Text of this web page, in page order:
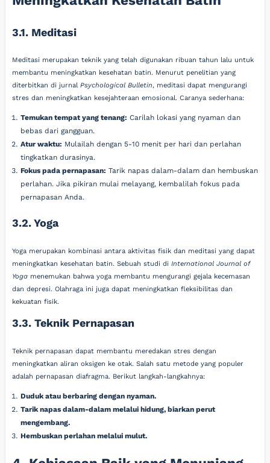
3.1. Meditasi
Meditasi merupakan teknik yang telah digunakan ribuan tahun lalu untuk
membantu meningkatkan kesehatan batin. Menurut penelitian yang
diterbitkan di jurnalPsychological Bulletin, meditasi dapat mengurangi
stres dan meningkatkan kesejahteraan emosional. Caranya sederhana:
Temukan tempat yang tenang: Carilah lokasi yang nyaman dan
bebas dari gangguan.
Atur waktu: Mulailah dengan 5-10 menit per hari dan perlahan
tingkatkan durasinya.
Fokus pada pernapasan: Tarik napas dalam-dalam dan hembuskan
perlahan. Jika pikiran mulai melayang, kembalilah fokus pada
pernapasan Anda.
3.2. Yoga
Yoga merupakan kombinasi antara aktivitas fisik dan meditasi yang dapat
meningkatkan kesehatan batin. Sebuah studi diInternational Journal of
Yoga menemukan bahwa yoga membantu mengurangi gejala kecemasan
dan depresi. Olahraga ini juga dapat meningkatkan fleksibilitas dan
kekuatan fisik.
3.3. Teknik Pernapasan
Teknik pernapasan dapat membantu meredakan stres dengan
meningkatkan aliran oksigen ke otak. Salah satu metode yang populer
adalah pernapasan diafragma. Berikut langkah-langkahnya:
Duduk atau berbaring dengan nyaman.
Tarik napas dalam-dalam melalui hidung, biarkan perut
mengembang.
Hembuskan perlahan melalui mulut.